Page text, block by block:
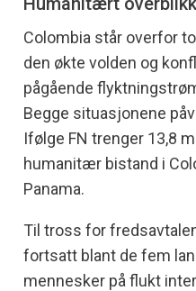
Colombia står overfor
den økte volden og
pågående
Begge situasjonene
Ifølge FN trenger 13,8
humanitær bistand i
Panama.
Til tross for
fortsatt blant de fem
mennesker på flukt